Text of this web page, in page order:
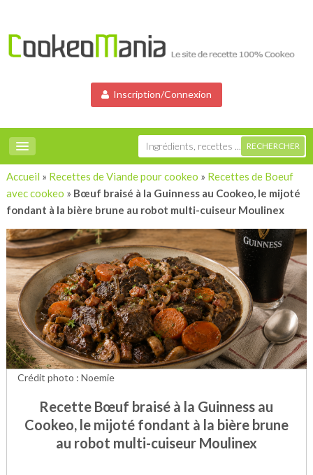
Inscription/Connexion
Accueil » Recettes de Viande pour cookeo » Recettes de Boeuf
avec cookeo » Bœuf braisé à la Guinness au Cookeo, le mijoté
fondant à la bière brune au robot multi-cuiseur Moulinex
Recette Bœuf braisé à la Guinness au
Cookeo, le mijoté fondant à la bière brune
au robot multi-cuiseur Moulinex
Crédit photo : Noemie